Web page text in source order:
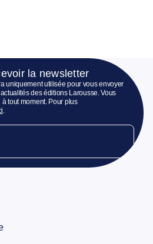
la newsletter
uniquement utilisée pour vous envoyer
des éditions Larousse. Vous
tout moment. Pour plus
.